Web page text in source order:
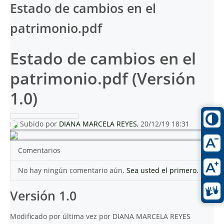
Estado de cambios en el
patrimonio.pdf
Estado de cambios en el
patrimonio.pdf (Versión
1.0)
Subido por DIANA MARCELA REYES, 20/12/19 18:31
Comentarios
No hay ningún comentario aún. Sea usted el primero.
Versión 1.0
Modificado por última vez por DIANA MARCELA REYES